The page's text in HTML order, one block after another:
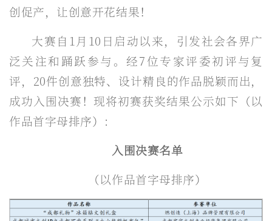
创促产，让创意开花结果！
大赛自1月10日启动以来，引发社会各界广
泛关注和踊跃参与。经7位专家评委初评与复
评，20件创意独特、设计精良的作品脱颖而出，
成功入围决赛！现将初赛获奖结果公示如下（以
作品首字母排序）：
入围决赛名单
（以作品首字母排序）